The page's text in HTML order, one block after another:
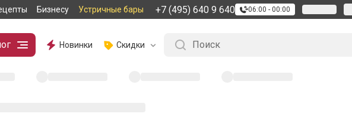
Бизнесу Устричные бары +7 (495) 640 9 640 06:00 - 00:00
Новинки Скидки